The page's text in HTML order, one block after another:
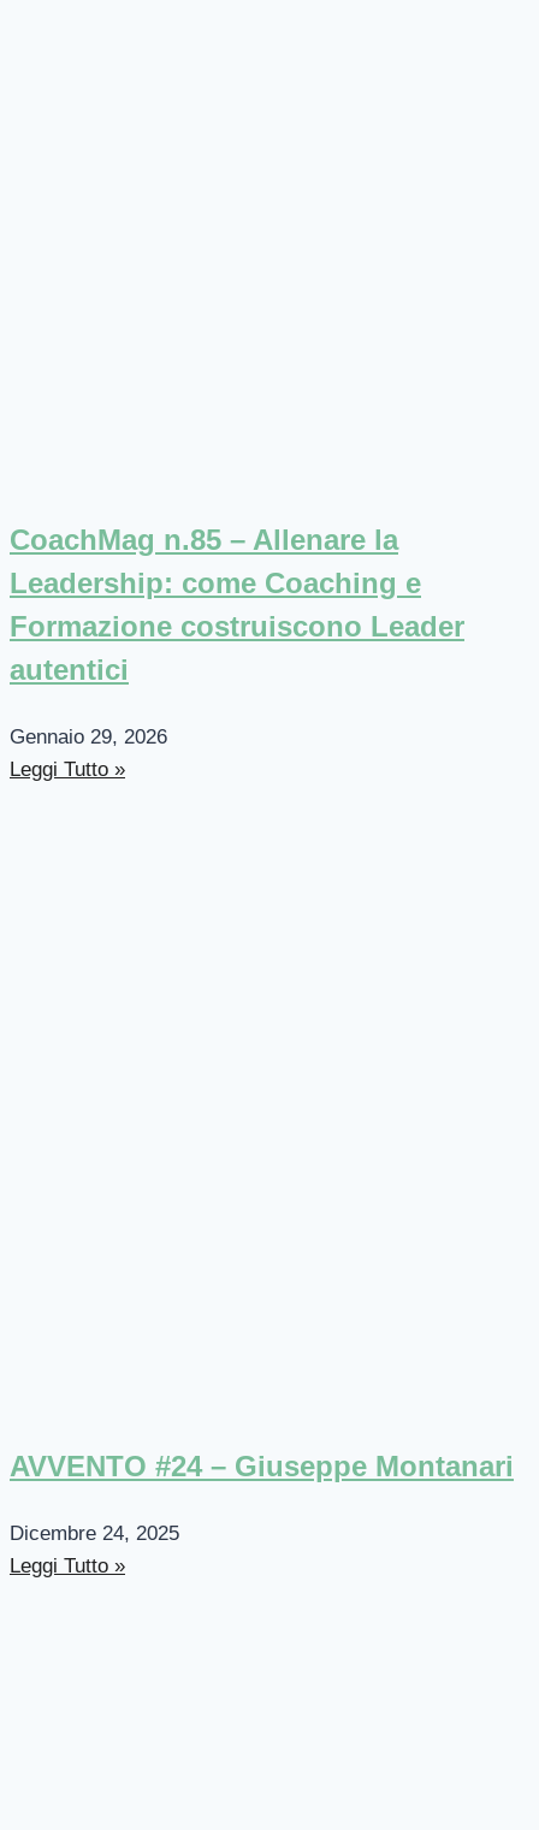
CoachMag n.85 – Allenare la
Leadership: come Coaching e
Formazione costruiscono Leader
autentici
Gennaio 29, 2026
Leggi Tutto »
AVVENTO #24 – Giuseppe Montanari
Dicembre 24, 2025
Leggi Tutto »